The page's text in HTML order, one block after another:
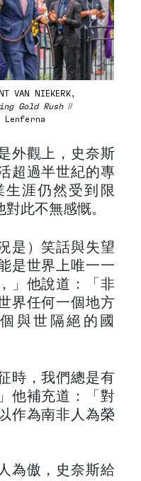
VAN NIEKERK,
Gold Rush//
Lenferna
外觀上，史奈斯
超過半世紀的專
生涯仍然受到限
此不無感慨。
是）笑話與失望
是世界上唯一一
」他說道：「非
界任何一個地方
與世隔絕的國
時，我們總是有
他補充道：「對
作為南非人為榮
為傲，史奈斯給